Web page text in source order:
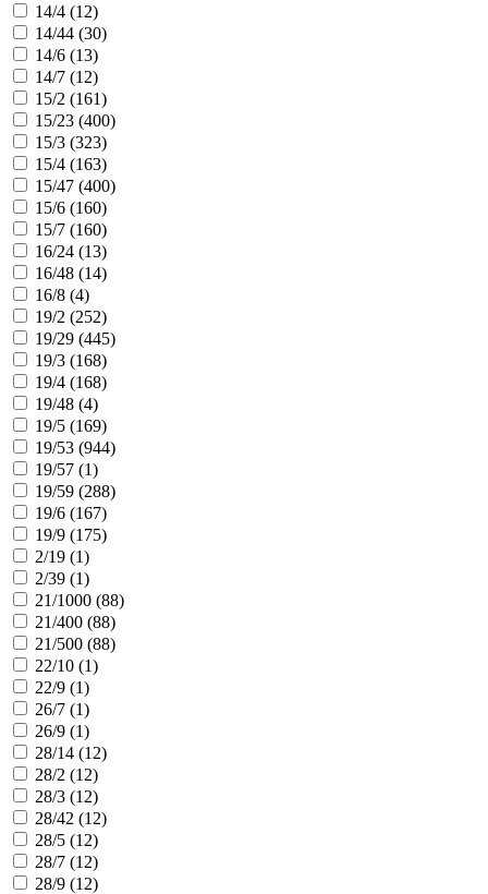
14/4 (12)
14/44 (30)
14/6 (13)
14/7 (12)
15/2 (161)
15/23 (400)
15/3 (323)
15/4 (163)
15/47 (400)
15/6 (160)
15/7 (160)
16/24 (13)
16/48 (14)
16/8 (4)
19/2 (252)
19/29 (445)
19/3 (168)
19/4 (168)
19/48 (4)
19/5 (169)
19/53 (944)
19/57 (1)
19/59 (288)
19/6 (167)
19/9 (175)
2/19 (1)
2/39 (1)
21/1000 (88)
21/400 (88)
21/500 (88)
22/10 (1)
22/9 (1)
26/7 (1)
26/9 (1)
28/14 (12)
28/2 (12)
28/3 (12)
28/42 (12)
28/5 (12)
28/7 (12)
28/9 (12)